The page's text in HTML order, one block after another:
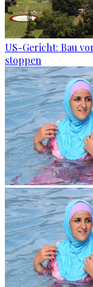
US-Gericht: Bau
stoppen